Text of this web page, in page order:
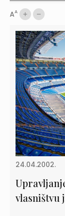
AA
24.04.2002.
vlasništvu